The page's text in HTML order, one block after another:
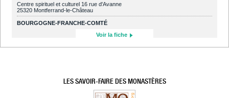
Centre spirituel et culturel 16 rue d'Avanne
25320 Montferrand-le-Château
BOURGOGNE-FRANCHE-COMTÉ
Voir la fiche
LES SAVOIR-FAIRE DES MONASTÈRES